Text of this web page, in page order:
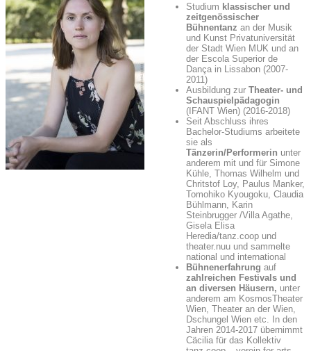
Studium klassischer und
zeitgenössischer
Bühnentanz an der Musik
und Kunst Privatuniversität
der Stadt Wien MUK und an
der Escola Superior de
Dança in Lissabon (2007-
2011)
Ausbildung zur Theater- und
Schauspielpädagogin
(IFANT Wien) (2016-2018)
Seit Abschluss ihres
Bachelor-Studiums arbeitete
sie als
Tänzerin/Performerin unter
anderem mit und für Simone
Kühle, Thomas Wilhelm und
Chritstof Loy, Paulus Manker,
Tomohiko Kyougoku, Claudia
Bühlmann, Karin
Steinbrugger /Villa Agathe,
Gisela Elisa
Heredia/tanz.coop und
theater.nuu und sammelte
national und international
Bühnenerfahrung auf
zahlreichen Festivals und
an diversen Häusern, unter
anderem am KosmosTheater
Wien, Theater an der Wien,
Dschungel Wien etc.
In den
Jahren 2014-2017 übernimmt
Cäcilia für das Kollektiv